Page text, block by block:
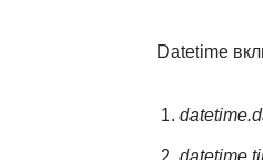
Datetime